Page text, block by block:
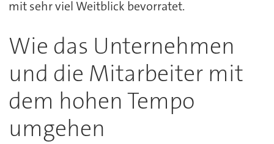
mit sehr viel Weitblick bevorratet.
Wie das Unternehmen
und die Mitarbeiter mit
dem hohen Tempo
umgehen